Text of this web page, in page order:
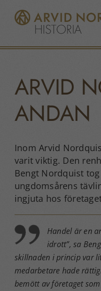
innehållet
ARVID
ANDAN
Inom Arvid
varit viktig. Den
Bengt Nordquist
ungdomsårens
ingjuta hos
Handel är en
idrott”, sa
skillnaden i princip var
medarbetare hade
bemött av företaget